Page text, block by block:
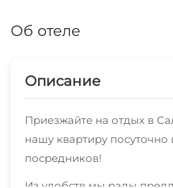
Об отеле
Описание
Приезжайте на отдых в
нашу квартиру посуточно
посредников!